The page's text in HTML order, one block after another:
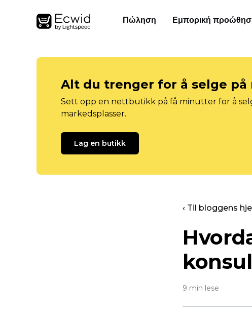
Πώληση Εμπορική
Alt du trenger for å selge på
Sett opp en nettbutikk på få minutter for å
markedsplasser.
Lag en butikk
‹ Til bloggens
9 min lese